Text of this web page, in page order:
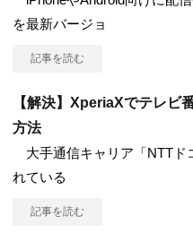
を最新バージョ
記事を読む
【解決】XperiaXでテレビ
方法
大手通信キャリア「NTTド
れている
記事を読む